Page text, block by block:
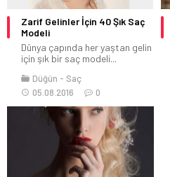
Zarif Gelinler İçin 40 Şık Saç
Modeli
Dünya çapında her yaştan gelin
için şık bir saç modeli...
Düğün
Saç
05.08.2016
0